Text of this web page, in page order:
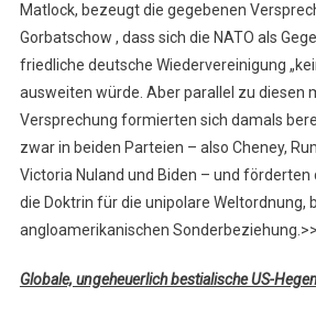
Matlock, bezeugt die gegebenen
Gorbatschow , dass sich die NATO als
friedliche deutsche Wiedervereinigung
ausweiten würde. Aber parallel zu diesen
Versprechung formierten sich damals
zwar in beiden Parteien – also Cheney,
Victoria Nuland und Biden – und
die Doktrin für die unipolare Weltordnung,
angloamerikanischen Sonderbeziehung.>>
Globale, ungeheuerlich bestialische US-